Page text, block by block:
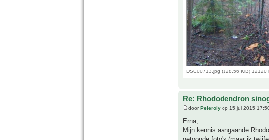
DSC00713.jpg (128.56 KiB) 12120
Re: Rhododendron
doorPeleroly op 15 jul 2015
Erna,
Mijn kennis aangaande